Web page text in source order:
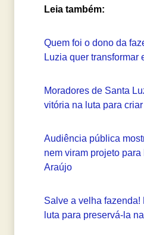
Leia também:
Quem foi o dono da
Luzia quer transformar
Moradores de Santa
vitória na luta para
Audiência pública
nem viram projeto
Araújo
Salve a velha fazenda!
luta para preservá-la